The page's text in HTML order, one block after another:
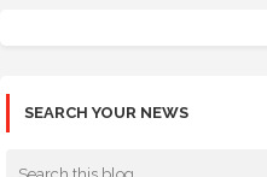
SEARCH YOUR NEWS